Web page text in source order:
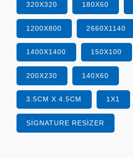
320X320 180X60
1200X800 2660X1140
1400X1400 150X100
200X230 140X60
3.5CM X 4.5CM 1X1
SIGNATURE RESIZER